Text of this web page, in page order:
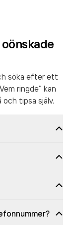
söka efter ett
ringde” kan
tipsa själv.